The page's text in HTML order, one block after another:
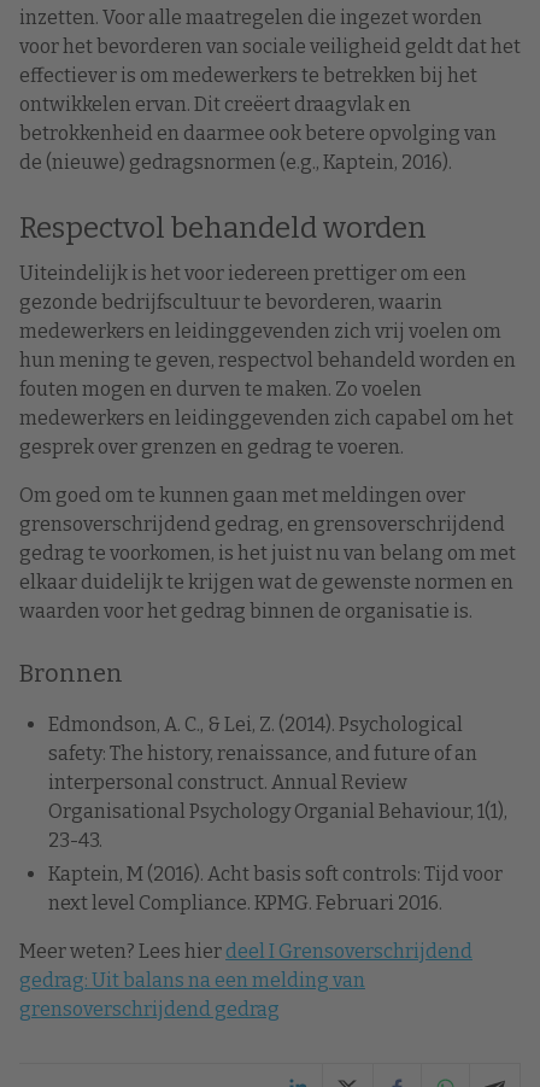
inzetten. Voor alle maatregelen die ingezet worden
voor het bevorderen van sociale veiligheid geldt dat het
effectiever is om medewerkers te betrekken bij het
ontwikkelen ervan. Dit creëert draagvlak en
betrokkenheid en daarmee ook betere opvolging van
de (nieuwe) gedragsnormen (e.g., Kaptein, 2016).
Respectvol behandeld worden
Uiteindelijk is het voor iedereen prettiger om een
gezonde bedrijfscultuur te bevorderen, waarin
medewerkers en leidinggevenden zich vrij voelen om
hun mening te geven, respectvol behandeld worden en
fouten mogen en durven te maken. Zo voelen
medewerkers en leidinggevenden zich capabel om het
gesprek over grenzen en gedrag te voeren.
Om goed om te kunnen gaan met meldingen over
grensoverschrijdend gedrag, en grensoverschrijdend
gedrag te voorkomen, is het juist nu van belang om met
elkaar duidelijk te krijgen wat de gewenste normen en
waarden voor het gedrag binnen de organisatie is.
Bronnen
Edmondson, A. C., & Lei, Z. (2014). Psychological
safety: The history, renaissance, and future of an
interpersonal construct. Annual Review
Organisational Psychology Organial Behaviour, 1(1),
23-43.
Kaptein, M (2016). Acht basis soft controls: Tijd voor
next level Compliance. KPMG. Februari 2016.
Meer weten? Lees hier deel I Grensoverschrijdend
gedrag: Uit balans na een melding van
grensoverschrijdend gedrag